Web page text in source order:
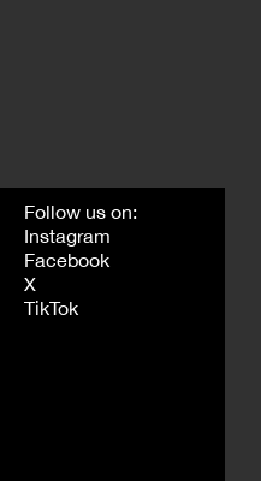
Follow us on:
Instagram
Facebook
X
TikTok